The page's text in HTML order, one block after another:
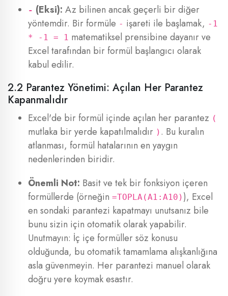
- (Eksi): Az bilinen ancak geçerli bir diğer
yöntemdir. Bir formüle - işareti ile başlamak, -1
* -1 = 1 matematiksel prensibine dayanır ve
Excel tarafından bir formül başlangıcı olarak
kabul edilir.
2.2 Parantez Yönetimi: Açılan Her Parantez
Kapanmalıdır
Excel'de bir formül içinde açılan her parantez (
mutlaka bir yerde kapatılmalıdır ) . Bu kuralın
atlanması, formül hatalarının en yaygın
nedenlerinden biridir.
Önemli Not: Basit ve tek bir fonksiyon içeren
formüllerde (örneğin =TOPLA(A1:A10) ), Excel
en sondaki parantezi kapatmayı unutsanız bile
bunu sizin için otomatik olarak yapabilir.
Unutmayın: İç içe formüller söz konusu
olduğunda, bu otomatik tamamlama alışkanlığına
asla güvenmeyin. Her parantezi manuel olarak
doğru yere koymak esastır.